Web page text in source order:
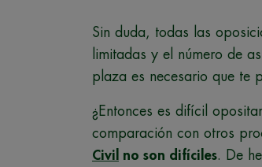
Sin duda, todas las
limitadas y el número de
plaza es necesario que te
¿Entonces es difícil
comparación con otros
Civil
no son difíciles. De